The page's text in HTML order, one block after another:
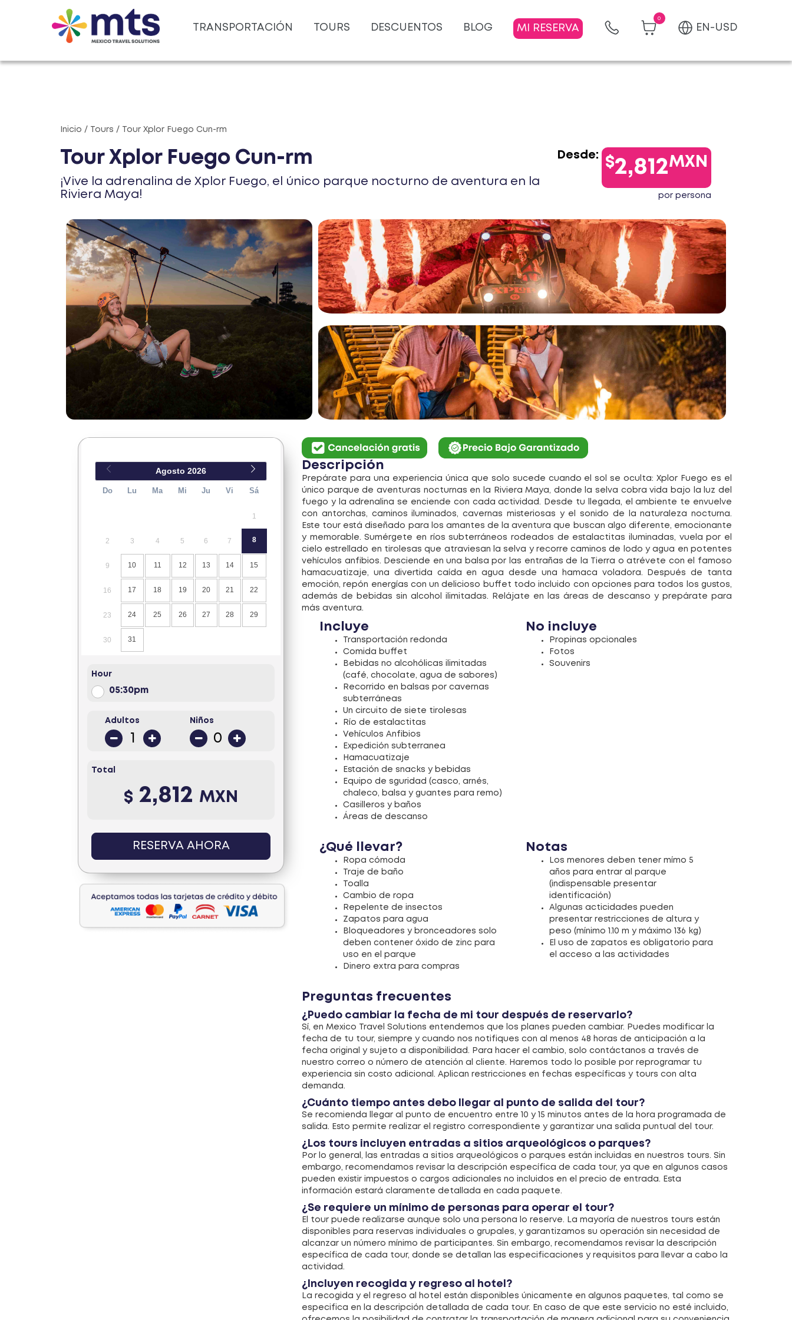
TRANSPORTACIÓN TOURS DESCUENTOS BLOG MI RESERVA
0
EN-USD
Inicio / Tours / Tour Xplor Fuego Cun-rm
Tour Xplor Fuego Cun-rm
¡Vive la adrenalina de Xplor Fuego, el único parque nocturno de aventura en la
Riviera Maya!
Desde: $2,812MXN
por persona
Agosto 2026
Do Lu Ma Mi Ju Vi Sá
1
2 3 4 5 6 7 8
9 10 11 12 13 14 15
16 17 18 19 20 21 22
23 24 25 26 27 28 29
30 31
Hour
05:30pm
Adultos Niños
Total
$ 2,812 MXN
RESERVA AHORA
Descripción
Prepárate para una experiencia única que solo sucede cuando el sol se oculta: Xplor Fuego es el
único parque de aventuras nocturnas en la Riviera Maya, donde la selva cobra vida bajo la luz del
fuego y la adrenalina se enciende con cada actividad. Desde tu llegada, el ambiente te envuelve
con antorchas, caminos iluminados, cavernas misteriosas y el sonido de la naturaleza nocturna.
Este tour está diseñado para los amantes de la aventura que buscan algo diferente, emocionante
y memorable. Sumérgete en ríos subterráneos rodeados de estalactitas iluminadas, vuela por el
cielo estrellado en tirolesas que atraviesan la selva y recorre caminos de lodo y agua en potentes
vehículos anfibios. Desciende en una balsa por las entrañas de la Tierra o atrévete con el famoso
hamacuatizaje, una divertida caída en agua desde una hamaca voladora. Después de tanta
emoción, repón energías con un delicioso buffet todo incluido con opciones para todos los gustos,
además de bebidas sin alcohol ilimitadas. Relájate en las áreas de descanso y prepárate para
más aventura.
Incluye
Transportación redonda
Comida buffet
Bebidas no alcohólicas ilimitadas
(café, chocolate, agua de sabores)
Recorrido en balsas por cavernas
subterráneas
Un circuito de siete tirolesas
Río de estalactitas
Vehículos Anfibios
Expedición subterranea
Hamacuatizaje
Estación de snacks y bebidas
Equipo de sguridad (casco, arnés,
chaleco, balsa y guantes para remo)
Casilleros y baños
Áreas de descanso
No incluye
Propinas opcionales
Fotos
Souvenirs
¿Qué llevar?
Ropa cómoda
Traje de baño
Toalla
Cambio de ropa
Repelente de insectos
Zapatos para agua
Bloqueadores y bronceadores solo
deben contener óxido de zinc para
uso en el parque
Dinero extra para compras
Notas
Los menores deben tener mímo 5
años para entrar al parque
(indispensable presentar
identificación)
Algunas acticidades pueden
presentar restricciones de altura y
peso (mínimo 1.10 m y máximo 136 kg)
El uso de zapatos es obligatorio para
el acceso a las actividades
Preguntas frecuentes
¿Puedo cambiar la fecha de mi tour después de reservarlo?
Sí, en Mexico Travel Solutions entendemos que los planes pueden cambiar. Puedes modificar la
fecha de tu tour, siempre y cuando nos notifiques con al menos 48 horas de anticipación a la
fecha original y sujeto a disponibilidad. Para hacer el cambio, solo contáctanos a través de
nuestro correo o número de atención al cliente. Haremos todo lo posible por reprogramar tu
experiencia sin costo adicional. Aplican restricciones en fechas específicas y tours con alta
demanda.
¿Cuánto tiempo antes debo llegar al punto de salida del tour?
Se recomienda llegar al punto de encuentro entre 10 y 15 minutos antes de la hora programada de
salida. Esto permite realizar el registro correspondiente y garantizar una salida puntual del tour.
¿Los tours incluyen entradas a sitios arqueológicos o parques?
Por lo general, las entradas a sitios arqueológicos o parques están incluidas en nuestros tours. Sin
embargo, recomendamos revisar la descripción específica de cada tour, ya que en algunos casos
pueden existir impuestos o cargos adicionales no incluidos en el precio de entrada. Esta
información estará claramente detallada en cada paquete.
¿Se requiere un mínimo de personas para operar el tour?
El tour puede realizarse aunque solo una persona lo reserve. La mayoría de nuestros tours están
disponibles para reservas individuales o grupales, y garantizamos su operación sin necesidad de
alcanzar un número mínimo de participantes. Sin embargo, recomendamos revisar la descripción
específica de cada tour, donde se detallan las especificaciones y requisitos para llevar a cabo la
actividad.
¿Incluyen recogida y regreso al hotel?
La recogida y el regreso al hotel están disponibles únicamente en algunos paquetes, tal como se
especifica en la descripción detallada de cada tour. En caso de que este servicio no esté incluido,